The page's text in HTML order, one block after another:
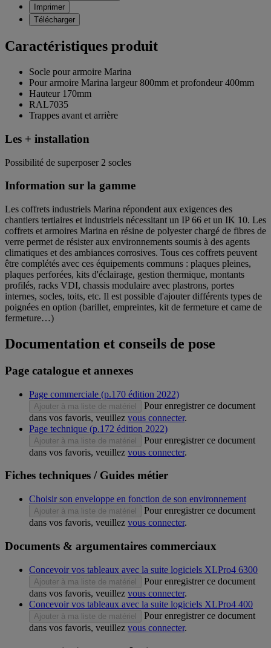
Imprimer
Télécharger
Caractéristiques produit
Socle pour armoire Marina
Pour armoire Marina largeur 800mm et profondeur 400mm
Hauteur 170mm
RAL7035
Trappes avant et arrière
Les + installation
Possibilité de superposer 2 socles
Information sur la gamme
Les coffrets industriels Marina répondent aux exigences des
chantiers tertiaires et industriels nécessitant un IP 66 et un IK 10. Les
coffrets et armoires Marina en résine de polyester chargé de fibres de
verre permet de résister aux environnements soumis à des agents
climatiques et des ambiances corrosives. Tous ces coffrets peuvent
être complétés avec ces équipements communs : plaques pleines,
plaques perforées, kits d'éclairage, gestion thermique, montants
profilés, racks VDI, chassis modulaire avec plastrons, portes
internes, socles, toits, etc. Il est possible d'ajouter différents types de
poignées en option (barillet, empreintes, kit de fermeture et came de
fermeture…)
Documentation et conseils de pose
Page catalogue et annexes
Page commerciale (p.170 édition 2022)
Ajouter à ma liste de matériel
Pour enregistrer ce document
dans vos favoris, veuillez vous connecter.
Page technique (p.172 édition 2022)
Ajouter à ma liste de matériel
Pour enregistrer ce document
dans vos favoris, veuillez vous connecter.
Fiches techniques / Guides métier
Choisir son enveloppe en fonction de son environnement
Ajouter à ma liste de matériel
Pour enregistrer ce document
dans vos favoris, veuillez vous connecter.
Documents & argumentaires commerciaux
Concevoir vos tableaux avec la suite logiciels XLPro4 6300
Ajouter à ma liste de matériel
Pour enregistrer ce document
dans vos favoris, veuillez vous connecter.
Concevoir vos tableaux avec la suite logiciels XLPro4 400
Ajouter à ma liste de matériel
Pour enregistrer ce document
dans vos favoris, veuillez vous connecter.